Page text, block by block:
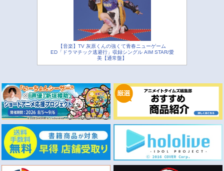
【音楽】TV 灰原くんの強くて青春ニューゲーム
ED「ドラマチック逃避行」収録シングル AIM STAR/愛
美【通常盤】